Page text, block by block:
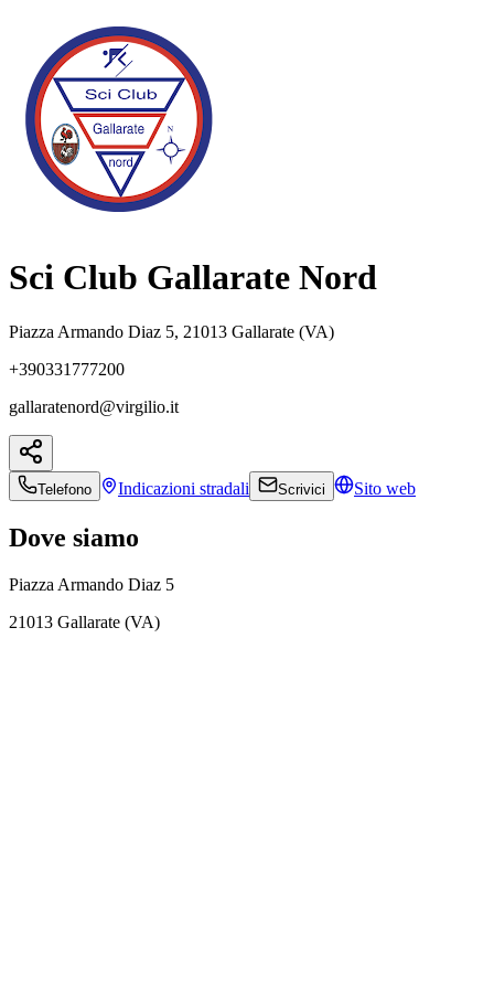
Sci Club Gallarate Nord
Piazza Armando Diaz 5, 21013 Gallarate (VA)
+390331777200
gallaratenord@virgilio.it
Telefono Indicazioni stradali Scrivici Sito web
Dove siamo
Piazza Armando Diaz 5
21013 Gallarate (VA)